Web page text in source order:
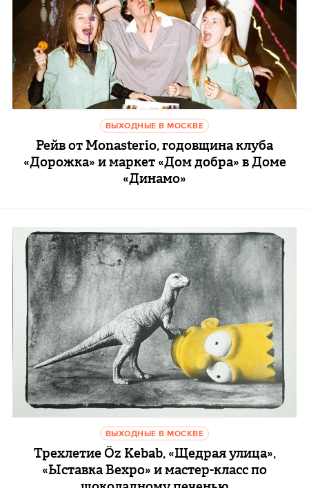
ВЫХОДНЫЕ В МОСКВЕ
Рейв от Monasterio, годовщина клуба
«Дорожка» и маркет «Дом добра» в Доме
«Динамо»
ВЫХОДНЫЕ В МОСКВЕ
Трехлетие Öz Kebab, «Щедрая улица»,
«Ыставка Вехро» и мастер-класс по